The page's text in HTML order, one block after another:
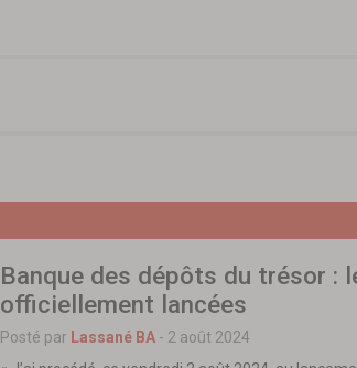
Banque des dépôts du trésor :
officiellement lancées
Posté par Lassané BA - 2 août 2024